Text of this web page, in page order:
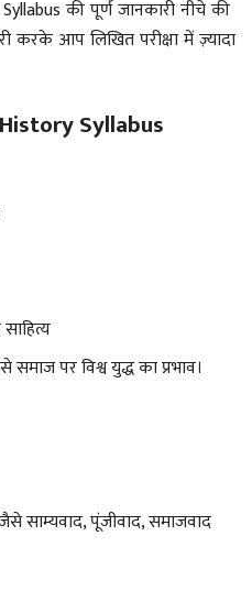
की पूर्ण जानकारी नीचे की
करके आप लिखित परीक्षा में ज़्यादा
Syllabus
समाज पर विश्व युद्ध का प्रभाव।
साम्यवाद, पूंजीवाद, समाजवाद